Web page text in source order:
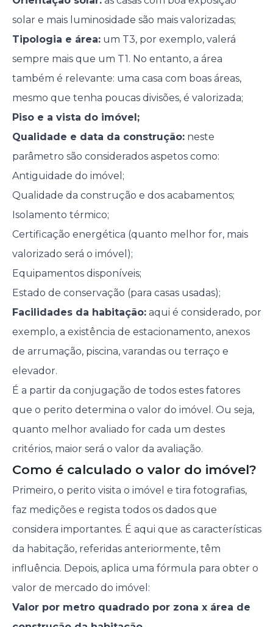
solar e mais luminosidade são mais valorizadas;
Tipologia e área:um T3, por exemplo, valerá
sempre mais que um T1. No entanto, a área
também é relevante: uma casa com boas áreas,
mesmo que tenha poucas divisões, é valorizada;
Piso e a vista do imóvel;
Qualidade e data da construção:neste
parâmetro são considerados aspetos como:
Antiguidade do imóvel;
Qualidade da construção e dos acabamentos;
Isolamento térmico;
Certificação energética (quanto melhor for, mais
valorizado será o imóvel);
Equipamentos disponíveis;
Estado de conservação (para casas usadas);
Facilidades da habitação:aqui é considerado, por
exemplo, a existência de estacionamento, anexos
de arrumação, piscina, varandas ou terraço e
elevador.
É a partir da conjugação de todos estes fatores
que o perito determina o valor do imóvel. Ou seja,
quanto melhor avaliado for cada um destes
critérios, maior será o valor da avaliação.
Como é calculado o valor do imóvel?
Primeiro, o perito visita o imóvel e tira fotografias,
faz medições e regista todos os dados que
considera importantes. É aqui que as características
da habitação, referidas anteriormente, têm
influência. Depois, aplica uma fórmula para obter o
valor de mercado do imóvel:
Valor por metro quadrado por zona x área de